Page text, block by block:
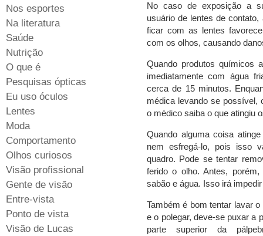
No caso de exposição a
usuário de lentes de
ficar com as lentes
com os olhos, causando
Quando produtos químicos
imediatamente com água
cerca de 15 minutos.
médica levando se possível,
o médico saiba o que atingiu
Quando alguma coisa
nem esfregá-lo, pois isso
quadro. Pode se tentar
ferido o olho. Antes,
sabão e água. Isso irá
Também é bom tentar lavar
e o polegar, deve-se puxar a
parte superior da
Nos esportes
Na literatura
Saúde
Nutrição
O que é
Pesquisas ópticas
Eu uso óculos
Lentes
Moda
Comportamento
Olhos curiosos
Visão profissional
Gente de visão
Entre-vista
Ponto de vista
Visão de Lucas